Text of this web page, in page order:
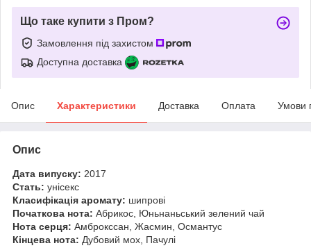
Що таке купити з Пром?
Замовлення під захистом
Доступна доставка
Опис Характеристики Доставка Оплата Умови
Опис
Дата випуску: 2017
Стать: унісекс
Класифікація аромату: шипрові
Початкова нота: Абрикос, Юньнаньський зелений чай
Нота серця: Амброкссан, Жасмин, Османтус
Кінцева нота: Дубовий мох, Пачулі